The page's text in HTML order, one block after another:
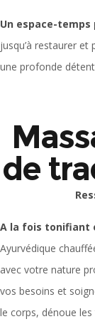
Un espace-temps
jusqu’à restaurer
une profonde
de
A la fois tonifiant
Ayurvédique
avec votre nature
vos besoins et
le corps, dénoue